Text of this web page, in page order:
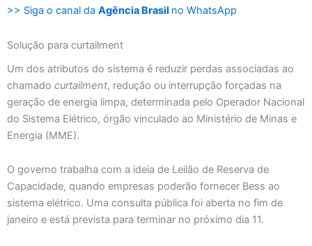
>> Siga o canal da Agência Brasil no WhatsApp
Solução para curtailment
Um dos atributos do sistema é reduzir perdas associadas ao
chamado curtailment, redução ou interrupção forçadas na
geração de energia limpa, determinada pelo Operador Nacional
do Sistema Elétrico, órgão vinculado ao Ministério de Minas e
Energia (MME).
O governo trabalha com a ideia de Leilão de Reserva de
Capacidade, quando empresas poderão fornecer Bess ao
sistema elétrico. Uma consulta pública foi aberta no fim de
janeiro e está prevista para terminar no próximo dia 11.